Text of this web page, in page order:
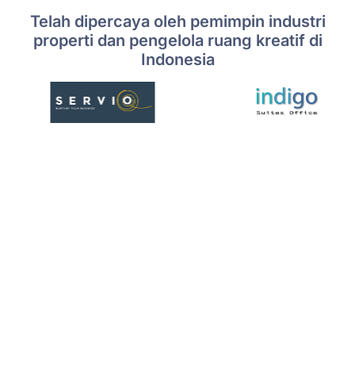
Telah dipercaya oleh pemimpin industri
properti dan pengelola ruang kreatif di
Indonesia